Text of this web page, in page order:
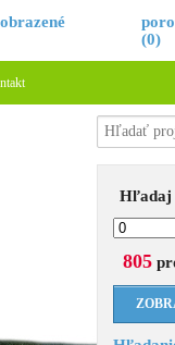
(0)
Hľadaj
805